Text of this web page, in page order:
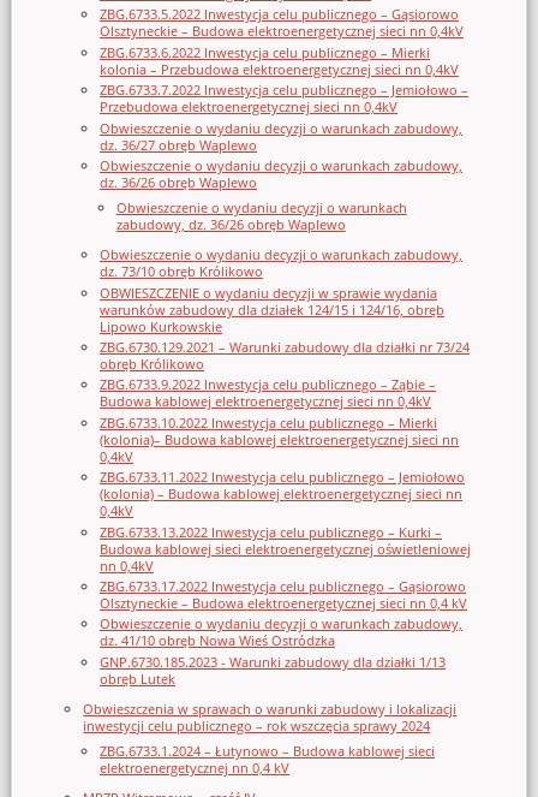
ZBG.6733.5.2022 Inwestycja celu publicznego – Gąsiorowo
Olsztyneckie – Budowa elektroenergetycznej sieci nn 0,4kV
ZBG.6733.6.2022 Inwestycja celu publicznego – Mierki
kolonia – Przebudowa elektroenergetycznej sieci nn 0,4kV
ZBG.6733.7.2022 Inwestycja celu publicznego – Jemiołowo –
Przebudowa elektroenergetycznej sieci nn 0,4kV
Obwieszczenie o wydaniu decyzji o warunkach zabudowy,
dz. 36/27 obręb Waplewo
Obwieszczenie o wydaniu decyzji o warunkach zabudowy,
dz. 36/26 obręb Waplewo
Obwieszczenie o wydaniu decyzji o warunkach
zabudowy, dz. 36/26 obręb Waplewo
Obwieszczenie o wydaniu decyzji o warunkach zabudowy,
dz. 73/10 obręb Królikowo
OBWIESZCZENIE o wydaniu decyzji w sprawie wydania
warunków zabudowy dla działek 124/15 i 124/16, obręb
Lipowo Kurkowskie
ZBG.6730.129.2021 – Warunki zabudowy dla działki nr 73/24
obręb Królikowo
ZBG.6733.9.2022 Inwestycja celu publicznego – Ząbie –
Budowa kablowej elektroenergetycznej sieci nn 0,4kV
ZBG.6733.10.2022 Inwestycja celu publicznego – Mierki
(kolonia)– Budowa kablowej elektroenergetycznej sieci nn
0,4kV
ZBG.6733.11.2022 Inwestycja celu publicznego – Jemiołowo
(kolonia) – Budowa kablowej elektroenergetycznej sieci nn
0,4kV
ZBG.6733.13.2022 Inwestycja celu publicznego – Kurki –
Budowa kablowej sieci elektroenergetycznej oświetleniowej
nn 0,4kV
ZBG.6733.17.2022 Inwestycja celu publicznego – Gąsiorowo
Olsztyneckie – Budowa elektroenergetycznej sieci nn 0,4 kV
Obwieszczenie o wydaniu decyzji o warunkach zabudowy,
dz. 41/10 obręb Nowa Wieś Ostródzka
GNP.6730.185.2023 - Warunki zabudowy dla działki 1/13
obręb Lutek
Obwieszczenia w sprawach o warunki zabudowy i lokalizacji
inwestycji celu publicznego – rok wszczęcia sprawy 2024
ZBG.6733.1.2024 – Łutynowo – Budowa kablowej sieci
elektroenergetycznej nn 0,4 kV